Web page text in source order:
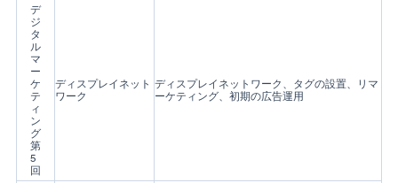
デ
ジ
タ
ル
マ
ー
ケ
テ
ィ
ン
グ
第
5
回
ディスプレイネット
ワーク
ディスプレイネットワーク、タグの設置、リマ
ーケティング、初期の広告運用